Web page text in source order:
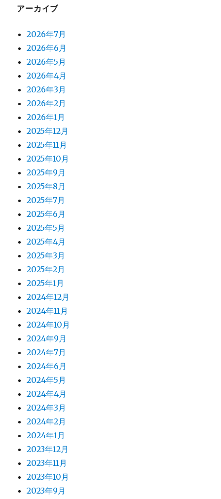
アーカイブ
2026年7月
2026年6月
2026年5月
2026年4月
2026年3月
2026年2月
2026年1月
2025年12月
2025年11月
2025年10月
2025年9月
2025年8月
2025年7月
2025年6月
2025年5月
2025年4月
2025年3月
2025年2月
2025年1月
2024年12月
2024年11月
2024年10月
2024年9月
2024年7月
2024年6月
2024年5月
2024年4月
2024年3月
2024年2月
2024年1月
2023年12月
2023年11月
2023年10月
2023年9月